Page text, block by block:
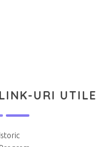
LINK-URI UTILE
Istoric